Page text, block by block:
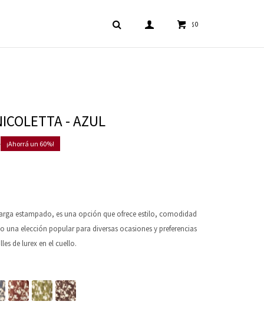
$0
- AZUL
60
estampado, es una opción que ofrece estilo, comodidad
una elección popular para diversas ocasiones y preferencias
de lurex en el cuello.